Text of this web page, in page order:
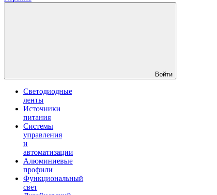
Войти
Светодиодные
ленты
Источники
питания
Системы
управления
и
автоматизации
Алюминиевые
профили
Функциональный
свет